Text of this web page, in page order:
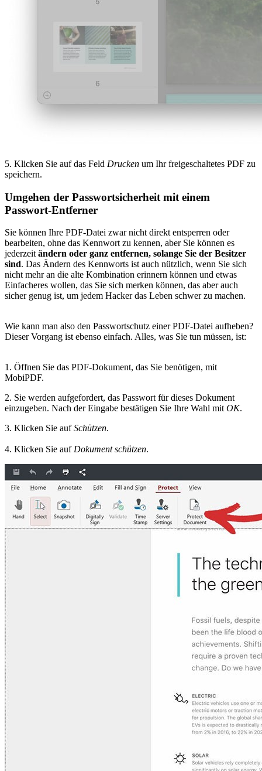
5. Klicken Sie auf das Feld Drucken um Ihr freigeschaltetes PDF zu
speichern.
Umgehen der Passwortsicherheit mit einem
Passwort-Entferner
Sie können Ihre PDF-Datei zwar nicht direkt entsperren oder
bearbeiten, ohne das Kennwort zu kennen, aber Sie können es
jederzeit ändern oder ganz entfernen, solange Sie der Besitzer
sind. Das Ändern des Kennworts ist auch nützlich, wenn Sie sich
nicht mehr an die alte Kombination erinnern können und etwas
Einfacheres wollen, das Sie sich merken können, das aber auch
sicher genug ist, um jedem Hacker das Leben schwer zu machen.
Wie kann man also den Passwortschutz einer PDF-Datei aufheben?
Dieser Vorgang ist ebenso einfach. Alles, was Sie tun müssen, ist:
1. Öffnen Sie das PDF-Dokument, das Sie benötigen, mit
MobiPDF.
2. Sie werden aufgefordert, das Passwort für dieses Dokument
einzugeben. Nach der Eingabe bestätigen Sie Ihre Wahl mit OK.
3. Klicken Sie aufSchützen.
4. Klicken Sie auf Dokument schützen.